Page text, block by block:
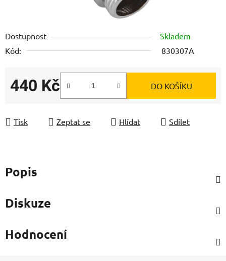
Dostupnost
Skladem
Kód:
830307A
440 Kč DO KOŠÍKU
Tisk Zeptat se Hlídat Sdílet
Popis
Diskuze
Hodnocení